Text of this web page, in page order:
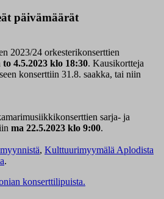
päivämäärät
2023/24 orkesterikonserttien
to 4.5.2023 klo 18:30. Kausikortteja
konserttiin 31.8. saakka, tai niin
sarja- ja
ma 22.5.2023 klo 9:00.
, Kulttuurimyymälä Aplodista
.
konserttilipuista.